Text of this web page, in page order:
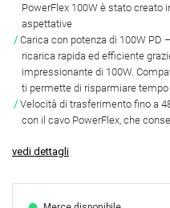
PowerFlex 100W è stato creato
aspettative
Carica con potenza di 100W PD
ricarica rapida ed efficiente
impressionante di 100W.
ti permette di risparmiare
Velocità di trasferimento fino a
con il cavo PowerFlex, che
vedi dettagli